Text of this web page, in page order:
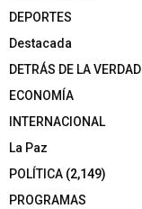
DEPORTES
Destacada
DETRÁS DE LA VERDAD
ECONOMÍA
INTERNACIONAL
La Paz
POLÍTICA (2,149)
PROGRAMAS